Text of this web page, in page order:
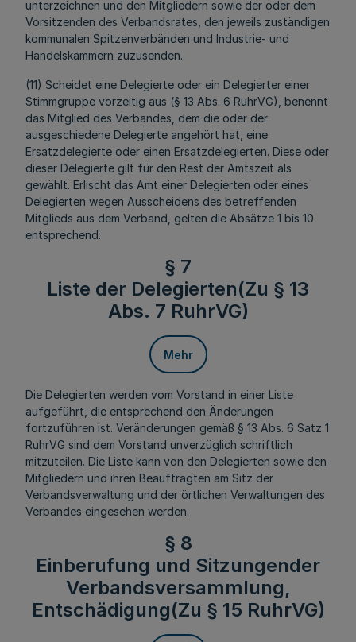
unterzeichnen und den Mitgliedern sowie der oder dem
Vorsitzenden des Verbandsrates, den jeweils zuständigen
kommunalen Spitzenverbänden und Industrie- und
Handelskammern zuzusenden.
(11) Scheidet eine Delegierte oder ein Delegierter einer
Stimmgruppe vorzeitig aus (§ 13 Abs. 6 RuhrVG), benennt
das Mitglied des Verbandes, dem die oder der
ausgeschiedene Delegierte angehört hat, eine
Ersatzdelegierte oder einen Ersatzdelegierten. Diese oder
dieser Delegierte gilt für den Rest der Amtszeit als
gewählt. Erlischt das Amt einer Delegierten oder eines
Delegierten wegen Ausscheidens des betreffenden
Mitglieds aus dem Verband, gelten die Absätze 1 bis 10
entsprechend.
§ 7
Liste der Delegierten(Zu § 13
Abs. 7 RuhrVG)
Mehr
Die Delegierten werden vom Vorstand in einer Liste
aufgeführt, die entsprechend den Änderungen
fortzuführen ist. Veränderungen gemäß § 13 Abs. 6 Satz 1
RuhrVG sind dem Vorstand unverzüglich schriftlich
mitzuteilen. Die Liste kann von den Delegierten sowie den
Mitgliedern und ihren Beauftragten am Sitz der
Verbandsverwaltung und der örtlichen Verwaltungen des
Verbandes eingesehen werden.
§ 8
Einberufung und Sitzungender
Verbandsversammlung,
Entschädigung(Zu § 15 RuhrVG)